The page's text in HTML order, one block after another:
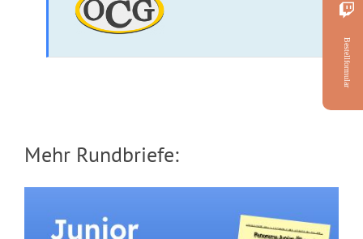
Mehr Rundbriefe:
Bestellformular